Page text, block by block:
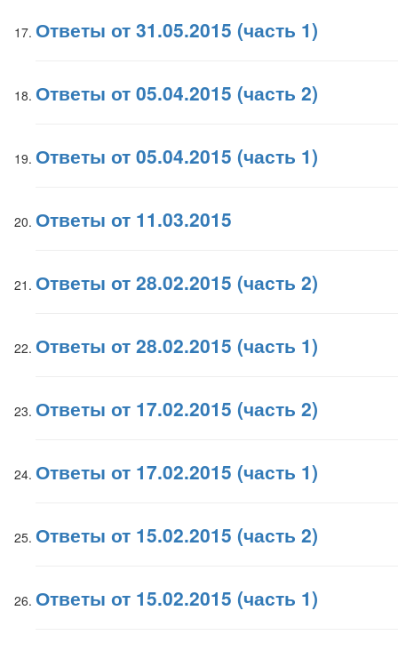
Ответы от 31.05.2015 (часть 1)
Ответы от 05.04.2015 (часть 2)
Ответы от 05.04.2015 (часть 1)
Ответы от 11.03.2015
Ответы от 28.02.2015 (часть 2)
Ответы от 28.02.2015 (часть 1)
Ответы от 17.02.2015 (часть 2)
Ответы от 17.02.2015 (часть 1)
Ответы от 15.02.2015 (часть 2)
Ответы от 15.02.2015 (часть 1)